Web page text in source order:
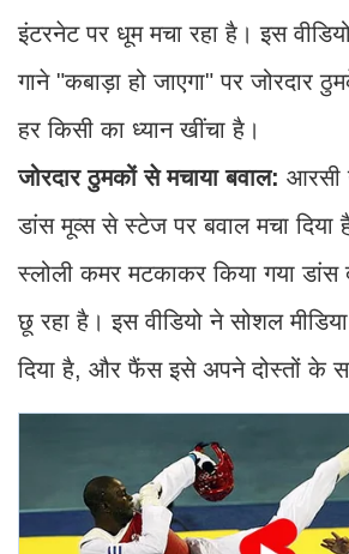
इंटरनेट पर धूम मचा रहा है। इस
गाने "कबाड़ा हो जाएगा" पर जोरदार
हर किसी का ध्यान खींचा है।
जोरदार ठुमकों से मचाया बवाल: आरसी
डांस मूव्स से स्टेज पर बवाल मचा दिया
स्लोली कमर मटकाकर किया गया डांस
छू रहा है। इस वीडियो ने सोशल
दिया है, और फैंस इसे अपने दोस्तों के